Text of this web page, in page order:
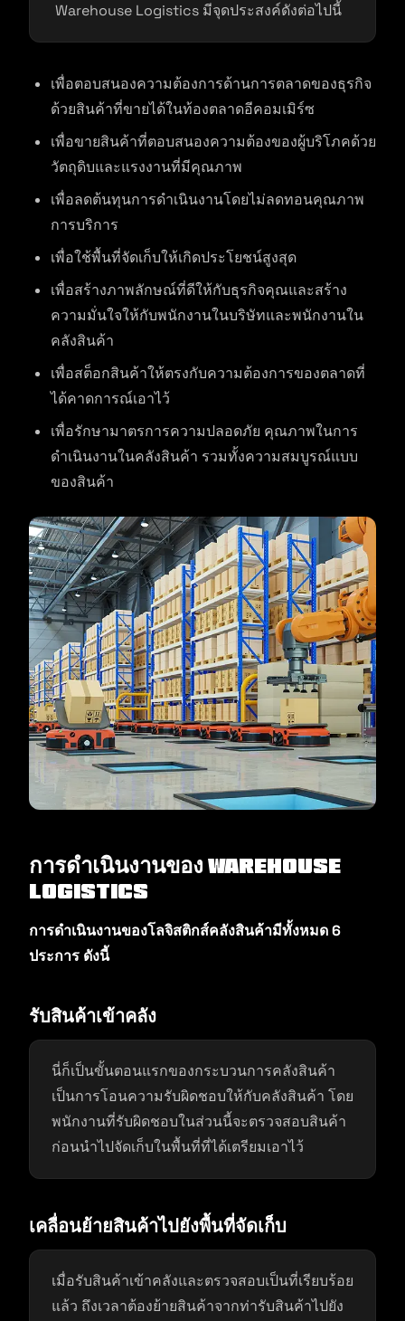
Warehouse Logistics มีจุดประสงค์ดังต่อไปนี้
เพื่อตอบสนองความต้องการด้านการตลาดของธุรกิจ
ด้วยสินค้าที่ขายได้ในท้องตลาดอีคอมเมิร์ซ
เพื่อขายสินค้าที่ตอบสนองความต้องของผู้บริโภคด้วย
วัตถุดิบและแรงงานที่มีคุณภาพ
เพื่อลดต้นทุนการดำเนินงานโดยไม่ลดทอนคุณภาพ
การบริการ
เพื่อใช้พื้นที่จัดเก็บให้เกิดประโยชน์สูงสุด
เพื่อสร้างภาพลักษณ์ที่ดีให้กับธุรกิจคุณและสร้าง
ความมั่นใจให้กับพนักงานในบริษัทและพนักงานใน
คลังสินค้า
เพื่อสต็อกสินค้าให้ตรงกับความต้องการของตลาดที่
ได้คาดการณ์เอาไว้
เพื่อรักษามาตรการความปลอดภัย คุณภาพในการ
ดำเนินงานในคลังสินค้า รวมทั้งความสมบูรณ์แบบ
ของสินค้า
การดำเนินงานของ Warehouse
Logistics
การดำเนินงานของโลจิสติกส์คลังสินค้ามีทั้งหมด 6
ประการ ดังนี้
รับสินค้าเข้าคลัง
นี่ก็เป็นขั้นตอนแรกของกระบวนการคลังสินค้า
เป็นการโอนความรับผิดชอบให้กับคลังสินค้า โดย
พนักงานที่รับผิดชอบในส่วนนี้จะตรวจสอบสินค้า
ก่อนนำไปจัดเก็บในพื้นที่ที่ได้เตรียมเอาไว้
เคลื่อนย้ายสินค้าไปยังพื้นที่จัดเก็บ
เมื่อรับสินค้าเข้าคลังและตรวจสอบเป็นที่เรียบร้อย
แล้ว ถึงเวลาต้องย้ายสินค้าจากท่ารับสินค้าไปยัง